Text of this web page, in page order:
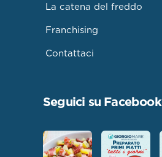
La catena del freddo
Franchising
Contattaci
Seguici su Facebook